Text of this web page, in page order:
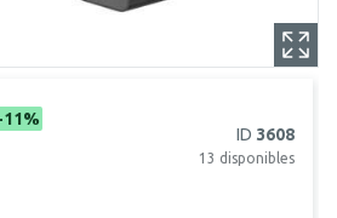
11%
ID 3608
13 disponibles